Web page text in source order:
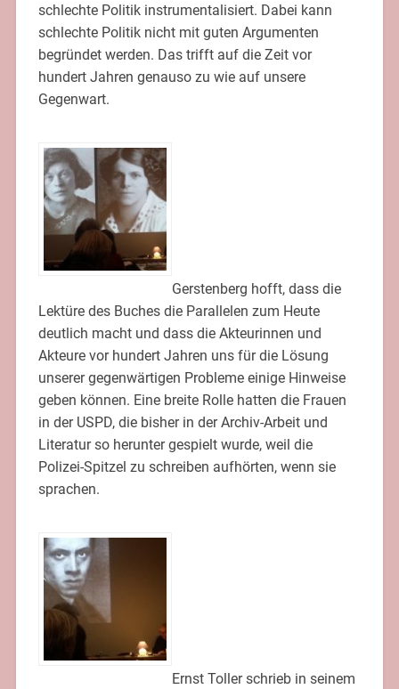
schlechte Politik instrumentalisiert. Dabei kann
schlechte Politik nicht mit guten Argumenten
begründet werden. Das trifft auf die Zeit vor
hundert Jahren genauso zu wie auf unsere
Gegenwart.
Gerstenberg hofft, dass die
Lektüre des Buches die Parallelen zum Heute
deutlich macht und dass die Akteurinnen und
Akteure vor hundert Jahren uns für die Lösung
unserer gegenwärtigen Probleme einige Hinweise
geben können. Eine breite Rolle hatten die Frauen
in der USPD, die bisher in der Archiv-Arbeit und
Literatur so herunter gespielt wurde, weil die
Polizei-Spitzel zu schreiben aufhörten, wenn sie
sprachen.
Ernst Toller schrieb in seinem